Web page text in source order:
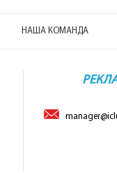
НАША КОМАНДА